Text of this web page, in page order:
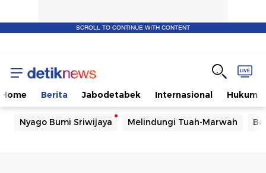
SCROLL TO CONTINUE WITH CONTENT
Home Berita Jabodetabek Internasional Hukum
Nyago Bumi Sriwijaya Melindungi Tuah-Marwah